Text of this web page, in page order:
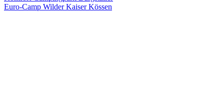
Euro-Camp Wilder Kaiser Kössen